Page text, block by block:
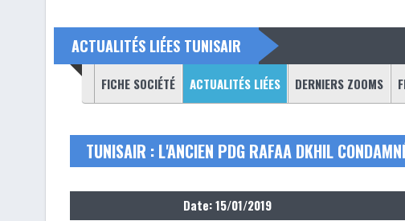
ACTUALITÉS LIÉES TUNISAIR
FICHE SOCIÉTÉ ACTUALITÉS LIÉES
(ONGLET ACTIF) DERNIERS ZOOMS
TUNISAIR : L'ANCIEN PDG RAFAA DKHIL
Date: 15/01/2019